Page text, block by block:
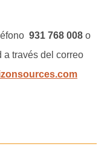
931 768 008 o
a través del correo